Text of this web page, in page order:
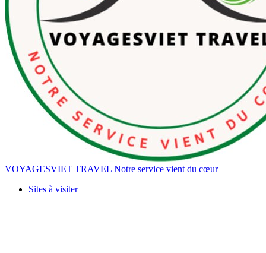
VOYAGESVIET TRAVEL Notre service vient du cœur
Sites à visiter